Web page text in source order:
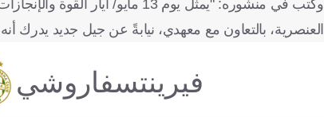
وكتب في منشوره: "يمثل يوم 13
العنصرية، بالتعاون مع معهدي، نيابةً عن جيل جديد يدرك
فيرينتسفاروشي